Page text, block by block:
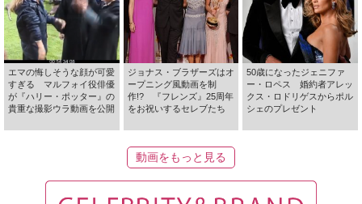
エマの悔しそうな顔が可愛
すぎる マルフォイ役俳優
が『ハリー・ポッター』の
貴重な撮影ウラ動画を公開
ジョナス・ブラザーズはオ
ープニング風動画を制
作!? 『フレンズ』25周年
をお祝いするセレブたち
50歳になったジェニファ
ー・ロペス 婚約者アレッ
クス・ロドリゲスからポル
シェのプレゼント
動画をもっと見る